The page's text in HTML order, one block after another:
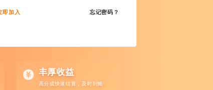
即加入 忘记密码？
丰厚收益
高分成快速结算，及时到账